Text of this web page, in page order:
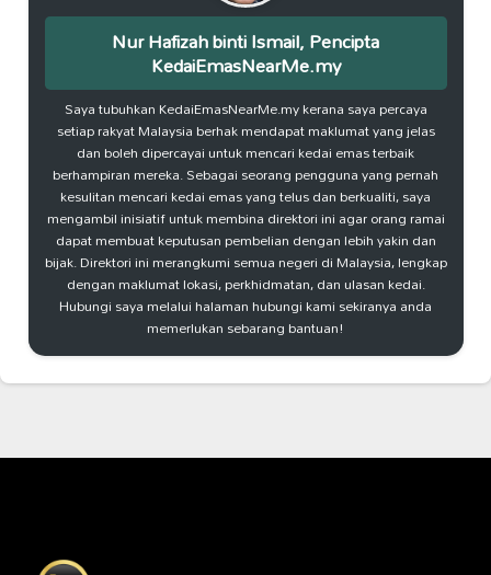
Nur Hafizah binti Ismail, Pencipta
KedaiEmasNearMe.my
Saya tubuhkan KedaiEmasNearMe.my kerana saya percaya
setiap rakyat Malaysia berhak mendapat maklumat yang jelas
dan boleh dipercayai untuk mencari kedai emas terbaik
berhampiran mereka. Sebagai seorang pengguna yang pernah
kesulitan mencari kedai emas yang telus dan berkualiti, saya
mengambil inisiatif untuk membina direktori ini agar orang ramai
dapat membuat keputusan pembelian dengan lebih yakin dan
bijak. Direktori ini merangkumi semua negeri di Malaysia, lengkap
dengan maklumat lokasi, perkhidmatan, dan ulasan kedai.
Hubungi saya melalui halaman hubungi kami sekiranya anda
memerlukan sebarang bantuan!